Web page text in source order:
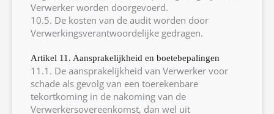
Verwerker worden doorgevoerd.
10.5. De kosten van de audit worden door
Verwerkingsverantwoordelijke gedragen.
Artikel 11. Aansprakelijkheid en boetebepalingen
11.1. De aansprakelijkheid van Verwerker voor
schade als gevolg van een toerekenbare
tekortkoming in de nakoming van de
Verwerkersovereenkomst, dan wel uit